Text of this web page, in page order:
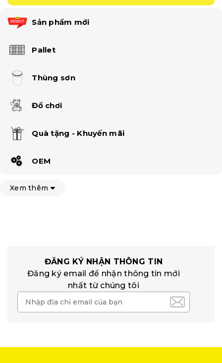
Sản phẩm mới
Pallet
Thùng sơn
Đồ chơi
Quà tặng - Khuyến mãi
OEM
Xem thêm
ĐĂNG KÝ NHẬN THÔNG TIN
Đăng ký email để nhận thông tin mới
nhất từ chúng tôi